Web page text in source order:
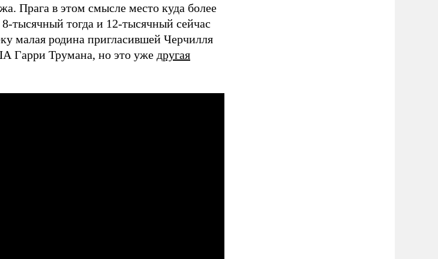
Прага в этом смысле место куда более
тысячный тогда и 12-тысячный сейчас
малая родина пригласившей Черчилля
Гарри Трумана, но это уже другая